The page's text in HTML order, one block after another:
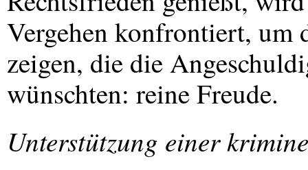
Vergehen konfrontiert, um
zeigen, die die
wünschten: reine Freude.
Unterstützung einer